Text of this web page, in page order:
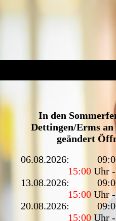
In den
Dettingen/Erms
geändert
06.08.2026: 09:00
15:00Uhr -
13.08.2026: 09:00
15:00Uhr -
20.08.2026: 09:00
15:00Uhr -